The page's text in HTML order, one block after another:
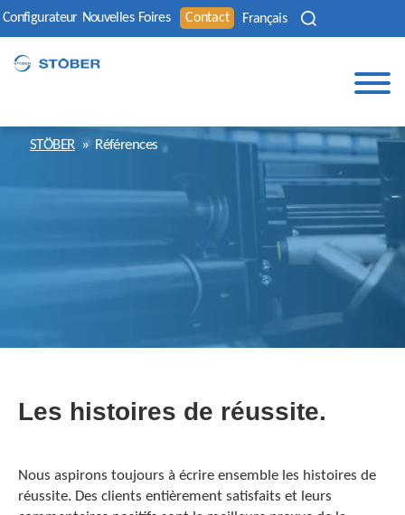
Configurateur Nouvelles Foires Contact Français
STÖBER » Références
Les histoires de réussite.
Nous aspirons toujours à écrire ensemble les histoires de
réussite. Des clients entièrement satisfaits et leurs